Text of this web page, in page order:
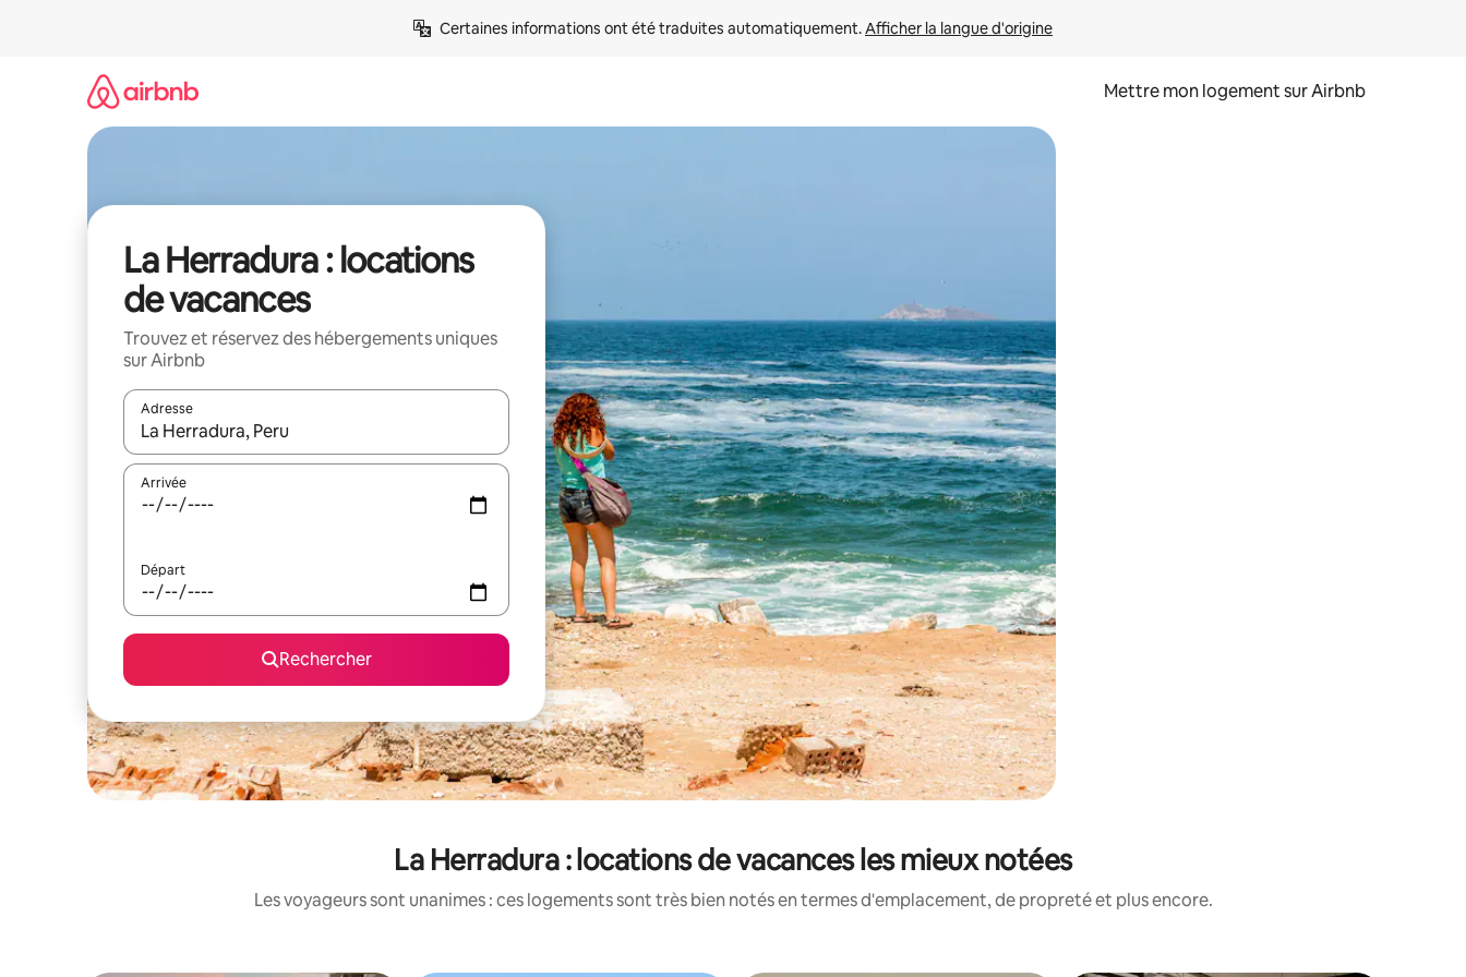
Certaines informations ont été traduites automatiquement. Afficher la langue d'origine
Mettre mon logement sur Airbnb
La Herradura : locations
de vacances
Trouvez et réservez des hébergements uniques
sur Airbnb
Adresse
Lorsque les résultats s'affichent, utilisez les flèches vers le haut et vers le bas pour les parcourir ou en appuyant et en faisant glisser.
Arrivée
Départ
Rechercher
La Herradura : locations de vacances les mieux notées
Les voyageurs sont unanimes : ces logements sont très bien notés en termes d'emplacement, de propreté et plus encore.